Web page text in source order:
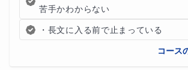
苦手かわからない
・長文に入る前で止まっている
コース